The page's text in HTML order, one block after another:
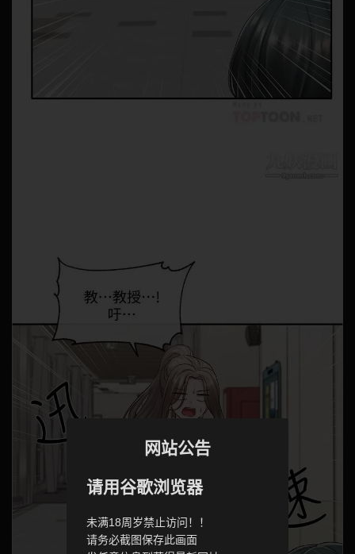
网站公告
请用谷歌浏览器
未满18周岁禁止访问！！
请务必截图保存此画面